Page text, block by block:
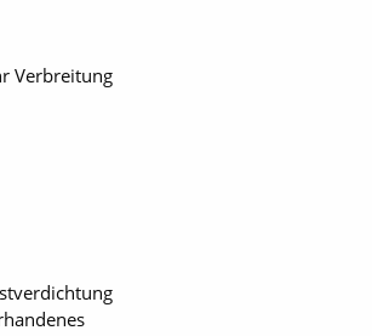
Verbreitung